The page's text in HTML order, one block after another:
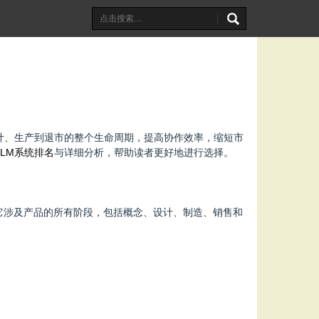
生产到退市的整个生命周期，提高协作效率，缩短市
系统排名与详细分析，帮助读者更好地进行选择。
及产品的所有阶段，包括概念、设计、制造、销售和